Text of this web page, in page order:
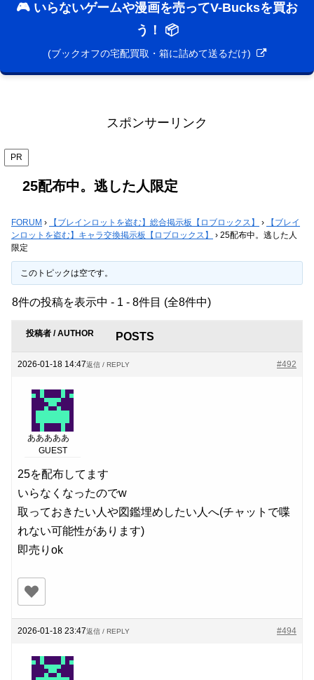
🎮 いらないゲームや漫画を売ってV-Bucksを買お
う！ 📦
(ブックオフの宅配買取・箱に詰めて送るだけ)
スポンサーリンク
PR
25配布中。逃した人限定
FORUM › 【ブレインロットを盗む】総合掲示板【ロブロックス】 ›
【ブレイ
ンロットを盗む】キャラ交換掲示板【ロブロックス】
› 25配布中。逃した人
限定
このトピックは空です。
8件の投稿を表示中 - 1 - 8件目 (全8件中)
投稿者 / AUTHOR POSTS
2026-01-18 14:47 #492
返信 / REPLY
あああああ
GUEST
25を配布してます
いらなくなったのでw
取っておきたい人や図鑑埋めしたい人へ(チャットで喋
れない可能性があります)
即売りok
2026-01-18 23:47 #494
返信 / REPLY